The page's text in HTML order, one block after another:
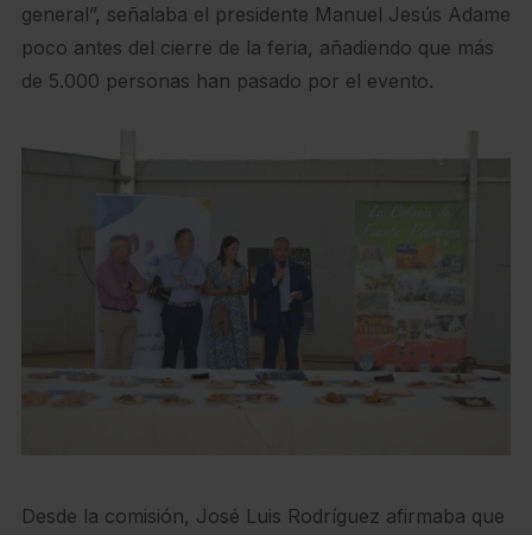
general”, señalaba el presidente Manuel Jesús Adame
poco antes del cierre de la feria, añadiendo que más
de 5.000 personas han pasado por el evento.
Desde la comisión, José Luis Rodríguez afirmaba que